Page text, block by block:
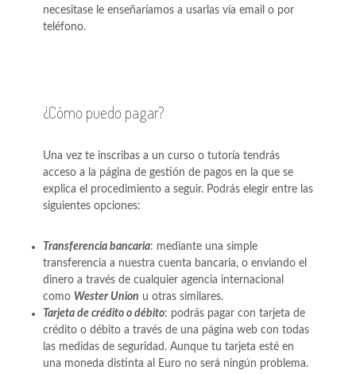
necesitase le enseñaríamos a usarlas vía email o por
teléfono.
¿Cómo puedo pagar?
Una vez te inscribas a un curso o tutoría tendrás
acceso a la página de gestión de pagos en la que se
explica el procedimiento a seguir. Podrás elegir entre las
siguientes opciones:
Transferencia bancaria: mediante una simple
transferencia a nuestra cuenta bancaria, o enviando el
dinero a través de cualquier agencia internacional
como Wester Union u otras similares.
Tarjeta de crédito o débito: podrás pagar con tarjeta de
crédito o débito a través de una página web con todas
las medidas de seguridad. Aunque tu tarjeta esté en
una moneda distinta al Euro no será ningún problema.